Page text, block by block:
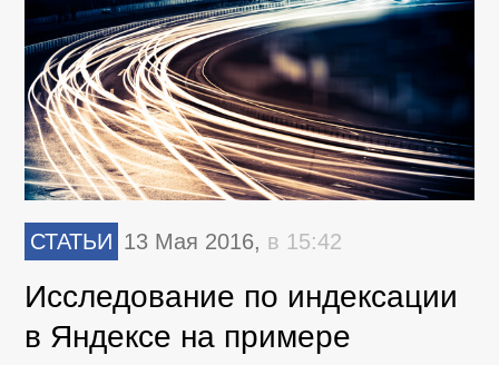
СТАТЬИ 13 Мая 2016, в 15:42
Исследование по индексации
в Яндексе на примере